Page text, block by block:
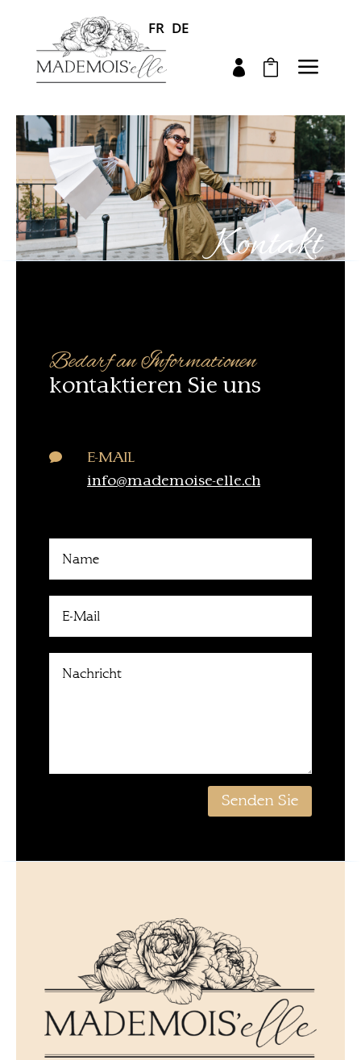
FR DE
  a
Kontakt
Bedarf an Informationen
kontaktieren Sie uns

E-MAIL
info@mademoise-elle.ch
Senden Sie